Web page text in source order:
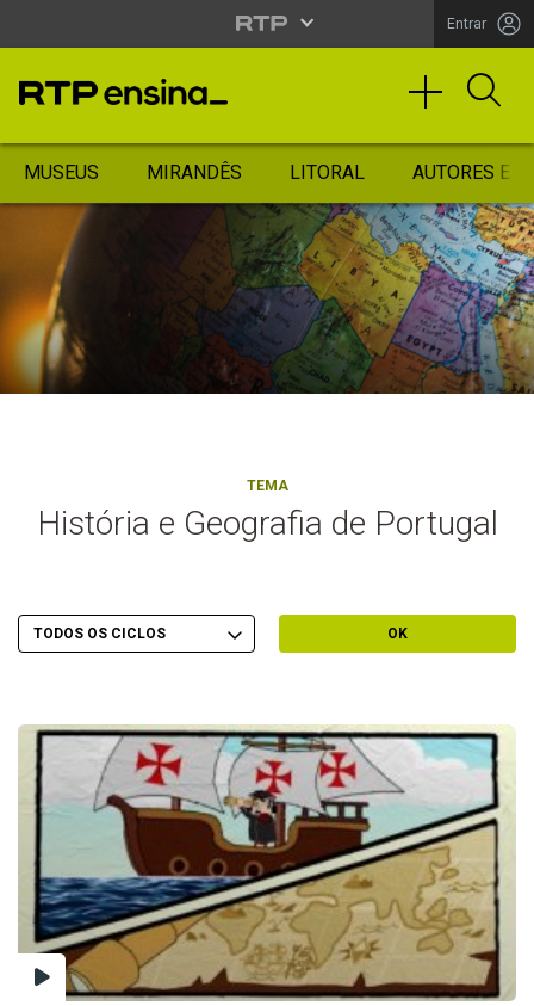
Entrar
MUSEUS MIRANDÊS LITORAL AUTORES
TEMA
História e Geografia de Portugal
Filtrar por Ciclo
Escolher Ciclo OK